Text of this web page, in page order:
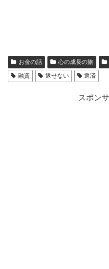
お金の話 心の成長の旅
融資
返せない 返済
スポン